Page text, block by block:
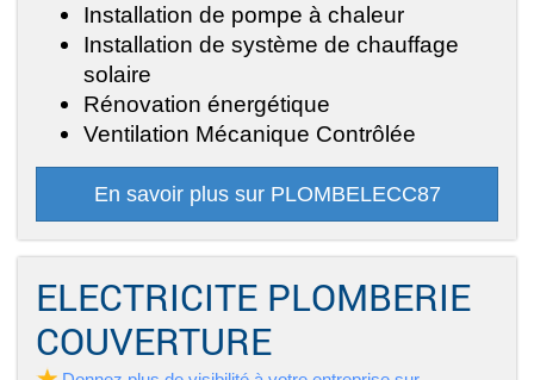
Installation de pompe à chaleur
Installation de système de chauffage
solaire
Rénovation énergétique
Ventilation Mécanique Contrôlée
En savoir plus sur PLOMBELECC87
ELECTRICITE PLOMBERIE
COUVERTURE